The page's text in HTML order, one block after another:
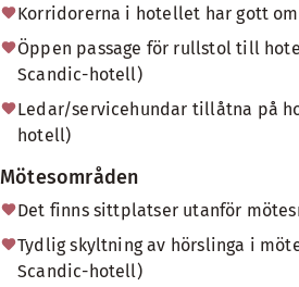
Korridorerna i hotellet har gott
Öppen passage för rullstol till
Scandic-hotell)
Ledar/servicehundar tillåtna på
hotell)
Mötesområden
Det finns sittplatser utanför
Tydlig skyltning av hörslinga i
Scandic-hotell)